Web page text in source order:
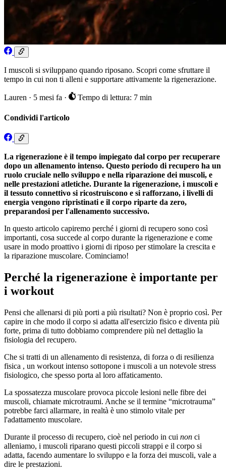
I muscoli si sviluppano quando riposano. Scopri come sfruttare il
tempo in cui non ti alleni e supportare attivamente la rigenerazione.
Lauren · 5 mesi fa · Tempo di lettura: 7 min
Condividi l'articolo
La rigenerazione è il tempo impiegato dal corpo per recuperare
dopo un allenamento intenso. Questo periodo di recupero ha un
ruolo cruciale nello sviluppo e nella riparazione dei muscoli, e
nelle prestazioni atletiche. Durante la rigenerazione, i muscoli e
il tessuto connettivo si ricostruiscono e si rafforzano, i livelli di
energia vengono ripristinati e il corpo riparte da zero,
preparandosi per l'allenamento successivo.
In questo articolo capiremo perché i giorni di recupero sono così
importanti, cosa succede al corpo durante la rigenerazione e come
usare in modo proattivo i giorni di riposo per stimolare la crescita e
la riparazione muscolare. Cominciamo!
Perché la rigenerazione è importante per
i workout
Pensi che allenarsi di più porti a più risultati? Non è proprio così. Per
capire in che modo il corpo si adatta all'esercizio fisico e diventa più
forte, prima di tutto dobbiamo comprendere più nel dettaglio la
fisiologia del recupero.
Che si tratti di un allenamento di resistenza, di forza o di resilienza
fisica , un workout intenso sottopone i muscoli a un notevole stress
fisiologico, che spesso porta al loro affaticamento.
La spossatezza muscolare provoca piccole lesioni nelle fibre dei
muscoli, chiamate microtraumi. Anche se il termine “microtrauma”
potrebbe farci allarmare, in realtà è uno stimolo vitale per
l'adattamento muscolare.
Durante il processo di recupero, cioè nel periodo in cui non ci
alleniamo, i muscoli riparano questi piccoli strappi e il corpo si
adatta, facendo aumentare lo sviluppo e la forza dei muscoli, vale a
dire le prestazioni.